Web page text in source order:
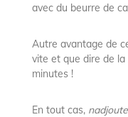
avec du beurre de
Autre avantage de
vite et que dire de
minutes !
En tout cas, nadjoute